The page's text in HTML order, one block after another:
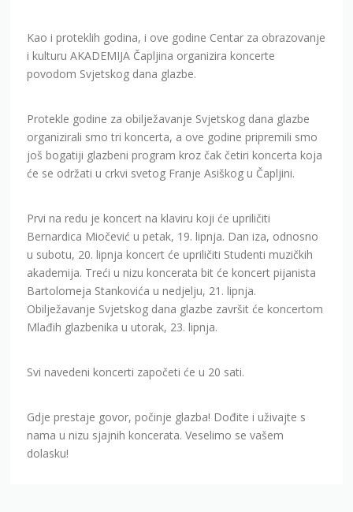
Kao i proteklih godina, i ove godine Centar za obrazovanje
i kulturu AKADEMIJA Čapljina organizira koncerte
povodom Svjetskog dana glazbe.
Protekle godine za obilježavanje Svjetskog dana glazbe
organizirali smo tri koncerta, a ove godine pripremili smo
još bogatiji glazbeni program kroz čak četiri koncerta koja
će se održati u crkvi svetog Franje Asiškog u Čapljini.
Prvi na redu je koncert na klaviru koji će upriličiti
Bernardica Miočević u petak, 19. lipnja. Dan iza, odnosno
u subotu, 20. lipnja koncert će upriličiti Studenti muzičkih
akademija. Treći u nizu koncerata bit će koncert pijanista
Bartolomeja Stankovića u nedjelju, 21. lipnja.
Obilježavanje Svjetskog dana glazbe završit će koncertom
Mlađih glazbenika u utorak, 23. lipnja.
Svi navedeni koncerti započeti će u 20 sati.
Gdje prestaje govor, počinje glazba! Dođite i uživajte s
nama u nizu sjajnih koncerata. Veselimo se vašem
dolasku!